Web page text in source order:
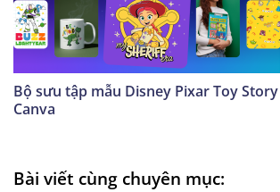
Bộ sưu tập mẫu Disney Pixar Toy
Canva
Bài viết cùng chuyên mục: